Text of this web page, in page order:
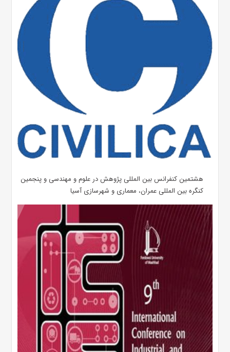
هشتمین کنفرانس بین المللی پژوهش در علوم و مهندسی و پنجمین
کنگره بین المللی عمران، معماری و شهرسازی آسیا